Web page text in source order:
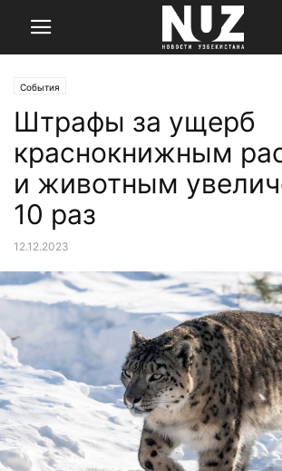
События
Штрафы за ущерб
краснокнижным
и животным
10 раз
12.12.2023